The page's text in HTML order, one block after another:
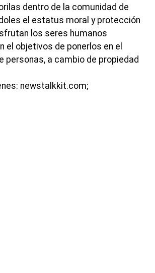
dentro de la comunidad de
el estatus moral y protección
los seres humanos
el objetivos de ponerlos en el
personas, a cambio de propiedad
newstalkkit.com;